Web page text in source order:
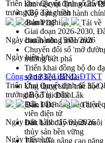
làm việc tại Trung tâm
Xây dựng nền hành
doanh nghiệp
Giai đoạn 2026-2030,
chuẩn nông thôn mới
Chuyển đổi số 'mở
trưởng bứt phá
Triển khai đồng bộ đo
sở dữ liệu đất đai
Ứng dụng sinh trắc học
đổi số tại Đắk Lắk
Đắk Lắk nâng cao hiệu
viên điện tử
Đắk Lắk đẩy mạnh nuôi
thủy sản bền vững
Tập huấn nâng cao
Triển khai Quyết định số 35/
trưởng Bộ Tài chính
Bản PDF
Tải về
Ngày ban hành:15/01/2026
Ngày hiệu lực:
Công văn 837/UBND-ĐTKT
Triển khai Quyết định số 35/
trưởng Bộ Tài chính
Bản PDF
Tải về
Ngày ban hành:15/01/2026
Ngày hiệu lực: